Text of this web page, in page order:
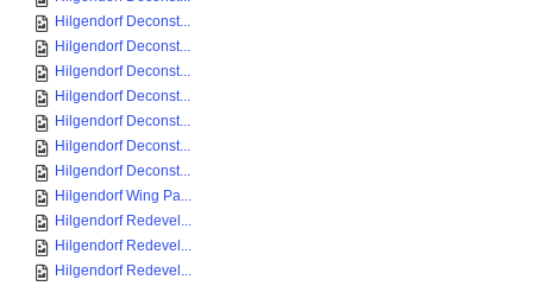
Hilgendorf Deconst...
Hilgendorf Deconst...
Hilgendorf Deconst...
Hilgendorf Deconst...
Hilgendorf Deconst...
Hilgendorf Deconst...
Hilgendorf Deconst...
Hilgendorf Wing Pa...
Hilgendorf Redevel...
Hilgendorf Redevel...
Hilgendorf Redevel...